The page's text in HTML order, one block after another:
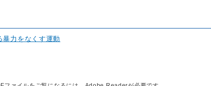
力をなくす運動